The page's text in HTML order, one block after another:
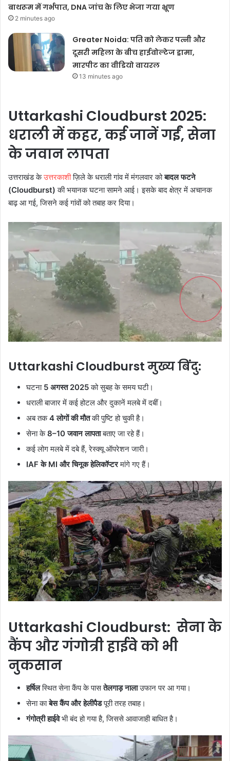
बाथरूम में गर्भपात, DNA जांच के लिए भेजा गया भ्रूण
2 minutes ago
Greater Noida: पति को लेकर पत्नी और
दूसरी महिला के बीच हाईवोल्टेज ड्रामा,
मारपीट का वीडियो वायरल
13 minutes ago
Uttarkashi Cloudburst 2025:
धराली में कहर, कई जानें गईं, सेना
के जवान लापता
उत्तराखंड केउत्तरकाशीज़िले के धराली गांव में मंगलवार कोबादल फटने
(Cloudburst) की भयानक घटना सामने आई। इसके बाद क्षेत्र में अचानक
बाढ़ आ गई, जिसने कई गांवों को तबाह कर दिया।
Uttarkashi Cloudburstमुख्य बिंदु:
घटना 5 अगस्त 2025को सुबह के समय घटी।
धराली बाजार में कई होटल और दुकानें मलबे में दबीं।
अब तक4 लोगों की मौतकी पुष्टि हो चुकी है।
सेना के8–10 जवान लापताबताए जा रहे हैं।
कई लोग मलबे में दबे हैं, रेस्क्यू ऑपरेशन जारी।
IAF के MI और चिनूक हेलिकॉप्टरमांगे गए हैं।
Uttarkashi Cloudburst: सेना के
कैंप और गंगोत्री हाईवे को भी
नुकसान
हर्षिलस्थित सेना कैंप के पासतेलगाड़ नालाउफान पर आ गया।
सेना काबेस कैंप और हेलीपैडपूरी तरह तबाह।
गंगोत्री हाईवेभी बंद हो गया है, जिससे आवाजाही बाधित है।